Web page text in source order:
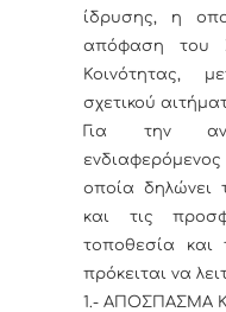
ίδρυσης, η
απόφαση του
Κοινότητας,
σχετικού
Για την
οποία δηλώνει
και τις
τοποθεσία
πρόκειται να
1.- ΑΠΟΣΠΑΣΜΑ